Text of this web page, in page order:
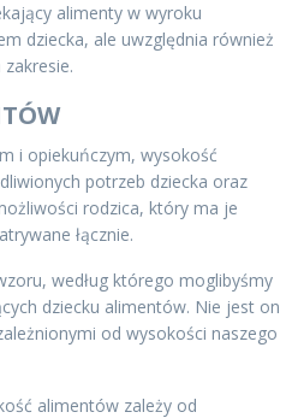
alimenty w wyroku
dziecka, ale uwzględnia również
i opiekuńczym, wysokość
potrzeb dziecka oraz
rodzica, który ma je
łącznie.
według którego moglibyśmy
dziecku alimentów. Nie jest on
od wysokości naszego
alimentów zależy od